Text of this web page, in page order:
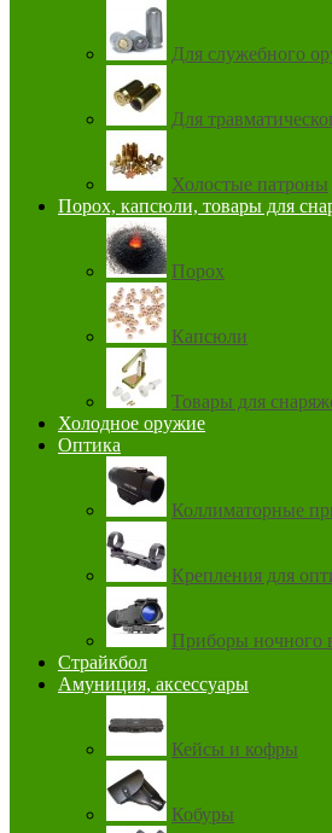
Для служебного
Для
Холостые патроны
Порох, капсюли, товары для
Порох
Капсюли
Товары для
Холодное оружие
Оптика
Коллиматорные
Крепления для
Приборы ночного
Страйкбол
Амуниция, аксессуары
Кейсы и кофры
Кобуры